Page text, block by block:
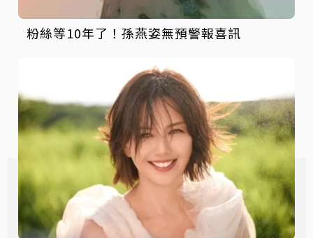
粉絲等10年了！孫燕姿無預警報喜訊